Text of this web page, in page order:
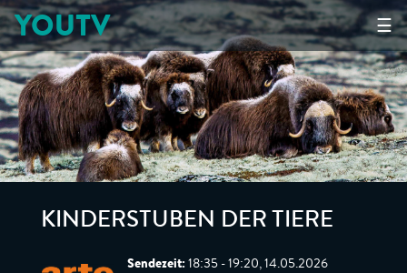
☰
YOUTV
KINDERSTUBEN DER TIERE
Sendezeit: 18:35 - 19:20, 14.05.2026